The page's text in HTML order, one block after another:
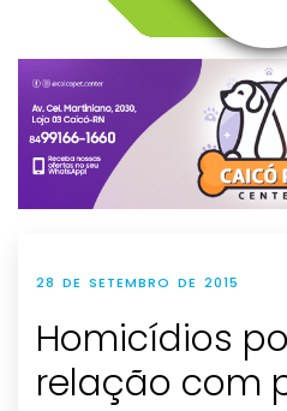
28 DE SETEMBRO DE 2015
Homicídios
relação com